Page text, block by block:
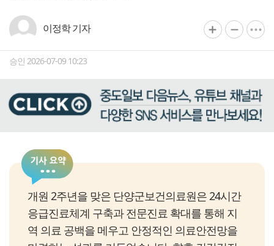
이정학 기자
승인 2026-07-09 10:23
개원 2주년을 맞은 단양군보건의료원은 24시간
응급진료체계 구축과 전문진료 확대를 통해 지
역 의료 공백을 메우고 안정적인 의료안전망을